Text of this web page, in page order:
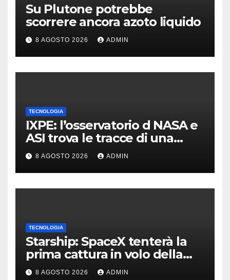
Su Plutone potrebbe
scorrere ancora azoto liquido
8 AGOSTO 2026 ADMIN
TECNOLOGIA
IXPE: l’osservatorio d NASA e
ASI trova le tracce di una
teoria formulata 90 anni fa
8 AGOSTO 2026 ADMIN
TECNOLOGIA
Starship: SpaceX tenterà la
prima cattura in volo della
navetta
8 AGOSTO 2026 ADMIN